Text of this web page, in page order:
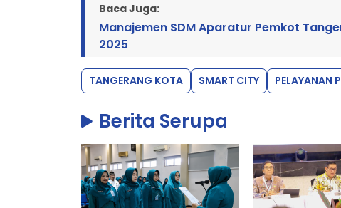
Baca Juga:
Manajemen SDM Aparatur Pemkot
2025
TANGERANG KOTA SMART CITY PELAYANAN
Berita Serupa